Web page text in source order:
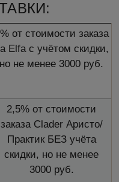
от стоимости заказа
Elfa с учётом скидки,
но не менее 3000 руб.
2,5% от стоимости
заказа Clader Аристо/
Практик БЕЗ учёта
скидки, но не менее
3000 руб.